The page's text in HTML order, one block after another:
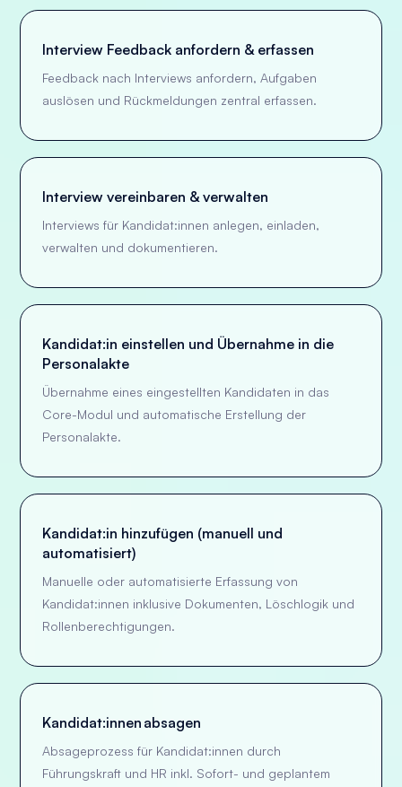
Interview Feedback anfordern & erfassen
Feedback nach Interviews anfordern, Aufgaben
auslösen und Rückmeldungen zentral erfassen.
Interview vereinbaren & verwalten
Interviews für Kandidat:innen anlegen, einladen,
verwalten und dokumentieren.
Kandidat:in einstellen und Übernahme in die
Personalakte
Übernahme eines eingestellten Kandidaten in das
Core-Modul und automatische Erstellung der
Personalakte.
Kandidat:in hinzufügen (manuell und
automatisiert)
Manuelle oder automatisierte Erfassung von
Kandidat:innen inklusive Dokumenten, Löschlogik und
Rollenberechtigungen.
Kandidat:innen absagen
Absageprozess für Kandidat:innen durch
Führungskraft und HR inkl. Sofort- und geplantem